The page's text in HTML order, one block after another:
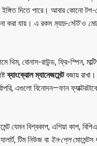
ইঙ্গিত দিতে পারে। আবার কোনো
করা যায়। এ রকম ম্যাচ-স্টেটও
থিম, বোনাস-রাউন্ড, ফ্রি-স্পিন,
ব্যাংক্রোল ম্যানেজমেন্টবজায় রাখা।
এগুলো বিনোদন—ফান
যেমন বিশ্বকাপ, এশিয়া কাপ,
টিম নিউজ বা ইন-প্লেমোমেন্টস